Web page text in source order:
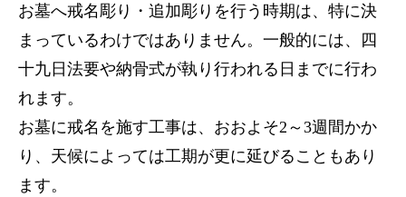
お墓へ戒名彫り・追加彫りを行う時期は、特に決
まっているわけではありません。一般的には、四
十九日法要や納骨式が執り行われる日までに行わ
れます。
お墓に戒名を施す工事は、おおよそ2～3週間かか
り、天候によっては工期が更に延びることもあり
ます。